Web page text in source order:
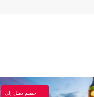
خصم يصل إلى